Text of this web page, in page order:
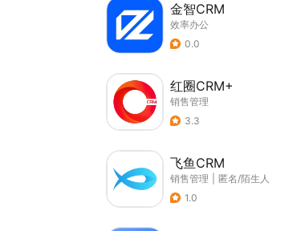
金智CRM
效率办公
0.0
红圈CRM+
销售管理
3.3
飞鱼CRM
销售管理
匿名/陌生人
1.0